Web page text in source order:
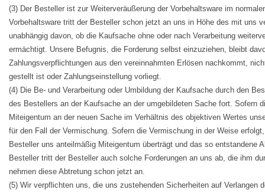
(3) Der Besteller ist zur Weiterveräußerung der Vorbehaltsware im
Vorbehaltsware tritt der Besteller schon jetzt an uns in Höhe des mit uns
unabhängig davon, ob die Kaufsache ohne oder nach Verarbeitung
ermächtigt. Unsere Befugnis, die Forderung selbst einzuziehen, bleibt
Zahlungsverpflichtungen aus den vereinnahmten Erlösen nachkommt,
gestellt ist oder Zahlungseinstellung vorliegt.
(4) Die Be- und Verarbeitung oder Umbildung der Kaufsache durch den
des Bestellers an der Kaufsache an der umgebildeten Sache fort. Sofern
Miteigentum an der neuen Sache im Verhältnis des objektiven Wertes
für den Fall der Vermischung. Sofern die Vermischung in der Weise
Besteller uns anteilmäßig Miteigentum überträgt und das so entstandene
Besteller tritt der Besteller auch solche Forderungen an uns ab, die ihm
nehmen diese Abtretung schon jetzt an.
(5) Wir verpflichten uns, die uns zustehenden Sicherheiten auf